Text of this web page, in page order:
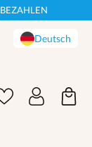
Deutsch